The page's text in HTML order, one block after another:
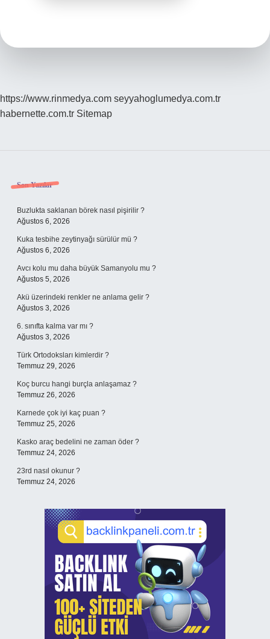
https://www.rinmedya.com seyyahoglumedya.com.tr
habernette.com.tr Sitemap
Sidebar
Son Yazılar
Buzlukta saklanan börek nasıl pişirilir ?
Ağustos 6, 2026
Kuka tesbihe zeytinyağı sürülür mü ?
Ağustos 6, 2026
Avcı kolu mu daha büyük Samanyolu mu ?
Ağustos 5, 2026
Akü üzerindeki renkler ne anlama gelir ?
Ağustos 3, 2026
6. sınıfta kalma var mı ?
Ağustos 3, 2026
Türk Ortodoksları kimlerdir ?
Temmuz 29, 2026
Koç burcu hangi burçla anlaşamaz ?
Temmuz 26, 2026
Karnede çok iyi kaç puan ?
Temmuz 25, 2026
Kasko araç bedelini ne zaman öder ?
Temmuz 24, 2026
23rd nasıl okunur ?
Temmuz 24, 2026